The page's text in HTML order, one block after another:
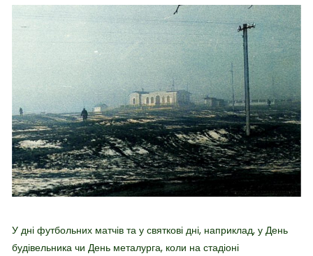
У дні футбольних матчів та у святкові дні, наприклад, у День
будівельника чи День металурга, коли на стадіоні